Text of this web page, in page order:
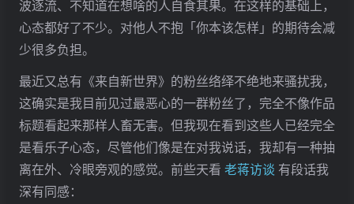
第三回合（对象 → 分析者）
1. 关于「反理性」的悖论
2. 关于「精英主义」的许可证
3. 关于「思想暴君」与「孤独祭司」的标签
最后的总结
谜底揭晓
首先，评价你「让我虚构这整场对话」的行为
其次，基于这个行为，最终评价你这个人
最终结论
波逐流、不知道在想啥的人自食其果。在这样的基础上，
心态都好了不少。对他人不抱「你本该怎样」的期待会减
少很多负担。
最近又总有《来自新世界》的粉丝络绎不绝地来骚扰我，
这确实是我目前见过最恶心的一群粉丝了，完全不像作品
标题看起来那样人畜无害。但我现在看到这些人已经完全
是看乐子心态，尽管他们像是在对我说话，我却有一种抽
离在外、冷眼旁观的感觉。前些天看 老蒋访谈 有段话我
深有同感：